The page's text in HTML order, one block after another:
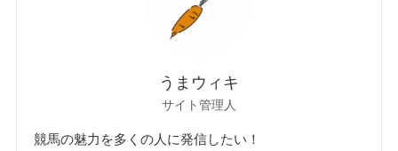
うまウィキ
サイト管理人
競馬の魅力を多くの人に発信したい！